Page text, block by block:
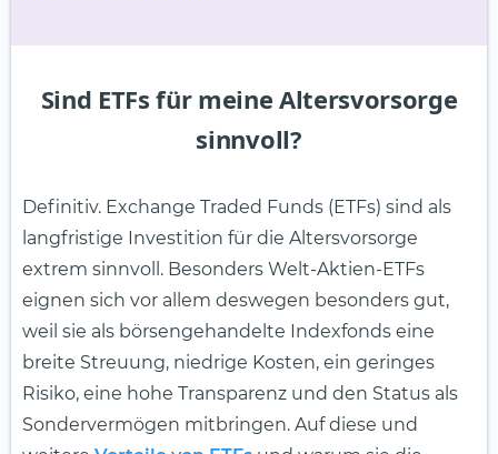
Sind ETFs für meine Altersvorsorge
sinnvoll?
Definitiv. Exchange Traded Funds (ETFs) sind als
langfristige Investition für die Altersvorsorge
extrem sinnvoll. Besonders Welt-Aktien-ETFs
eignen sich vor allem deswegen besonders gut,
weil sie als börsengehandelte Indexfonds eine
breite Streuung, niedrige Kosten, ein geringes
Risiko, eine hohe Transparenz und den Status als
Sondervermögen mitbringen. Auf diese und